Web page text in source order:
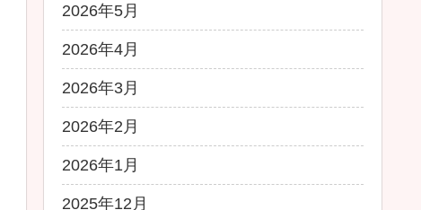
2026年5月
2026年4月
2026年3月
2026年2月
2026年1月
2025年12月